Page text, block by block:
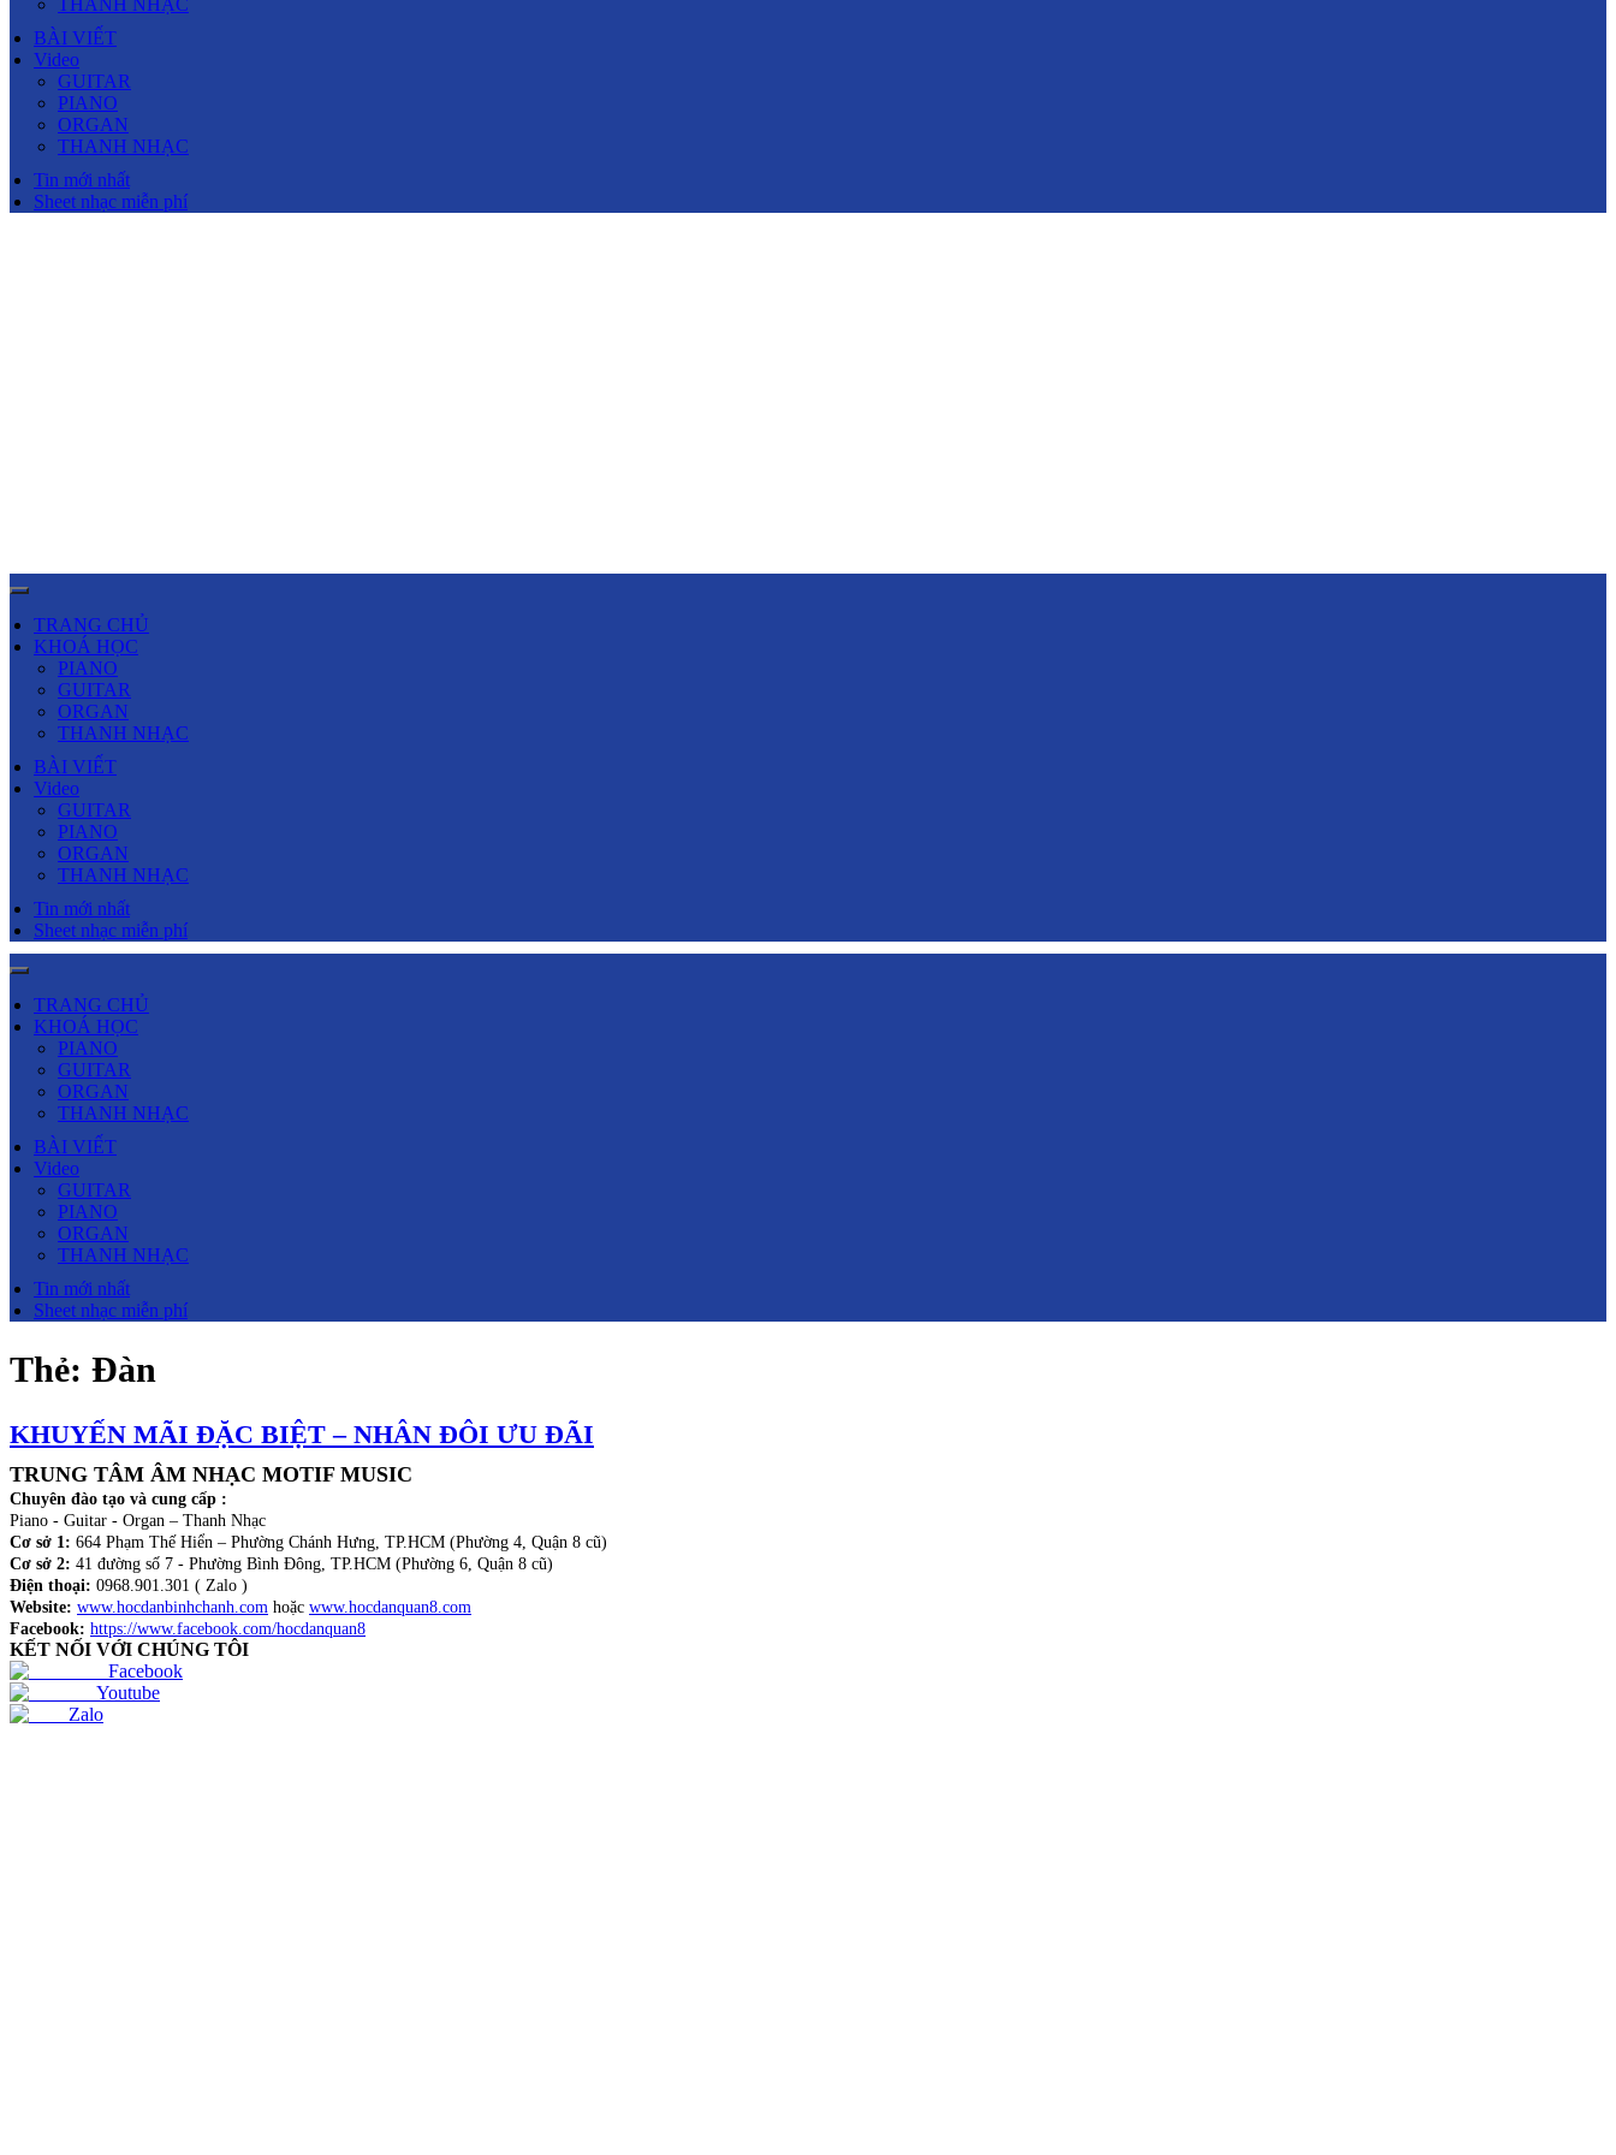
THANH NHẠC
BÀI VIẾT
Video
GUITAR
PIANO
ORGAN
THANH NHẠC
Tin mới nhất
Sheet nhạc miễn phí
TRANG CHỦ
KHOÁ HỌC
PIANO
GUITAR
ORGAN
THANH NHẠC
BÀI VIẾT
Video
GUITAR
PIANO
ORGAN
THANH NHẠC
Tin mới nhất
Sheet nhạc miễn phí
TRANG CHỦ
KHOÁ HỌC
PIANO
GUITAR
ORGAN
THANH NHẠC
BÀI VIẾT
Video
GUITAR
PIANO
ORGAN
THANH NHẠC
Tin mới nhất
Sheet nhạc miễn phí
Thẻ: Đàn
KHUYẾN MÃI ĐẶC BIỆT – NHÂN ĐÔI ƯU ĐÃI
TRUNG TÂM ÂM NHẠC MOTIF MUSIC
Chuyên đào tạo và cung cấp :
Piano - Guitar - Organ – Thanh Nhạc
Cơ sở 1: 664 Phạm Thế Hiển – Phường Chánh Hưng, TP.HCM (Phường 4, Quận 8 cũ)
Cơ sở 2: 41 đường số 7 - Phường Bình Đông, TP.HCM (Phường 6, Quận 8 cũ)
Điện thoại: 0968.901.301 ( Zalo )
Website: www.hocdanbinhchanh.com hoặc www.hocdanquan8.com
Facebook: https://www.facebook.com/hocdanquan8
KẾT NỐI VỚI CHÚNG TÔI
Facebook
Youtube
Zalo